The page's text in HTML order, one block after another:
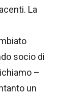
La
socio di
–
un